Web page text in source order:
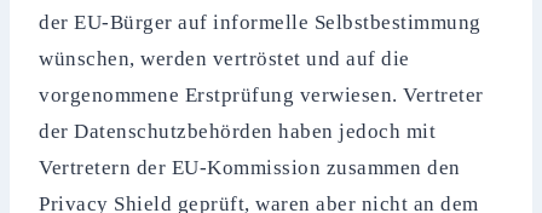
der EU-Bürger auf informelle Selbstbestimmung
wünschen, werden vertröstet und auf die
vorgenommene Erstprüfung verwiesen. Vertreter
der Datenschutzbehörden haben jedoch mit
Vertretern der EU-Kommission zusammen den
Privacy Shield geprüft, waren aber nicht an dem